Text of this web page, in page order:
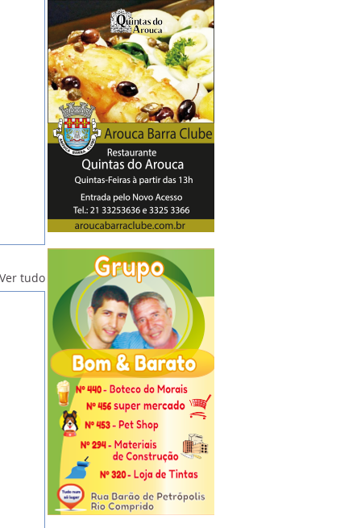
Ver tudo